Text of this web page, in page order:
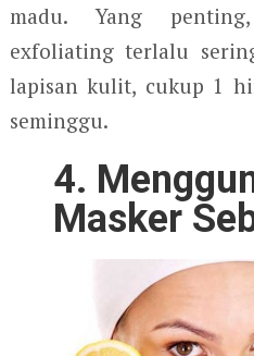
madu. Yang
exfoliating terlalu
lapisan kulit, cukup 1
seminggu.
4.
Masker